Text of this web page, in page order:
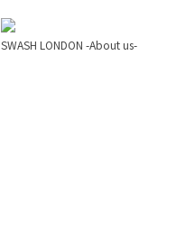
SWASH LONDON -About us-